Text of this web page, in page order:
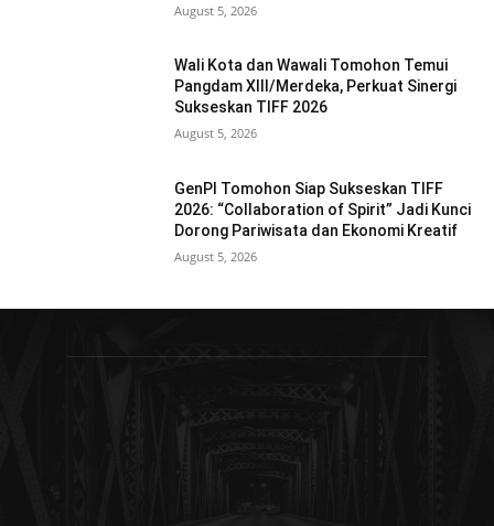
August 5, 2026
Wali Kota dan Wawali Tomohon Temui
Pangdam XIII/Merdeka, Perkuat Sinergi
Sukseskan TIFF 2026
August 5, 2026
GenPI Tomohon Siap Sukseskan TIFF
2026: “Collaboration of Spirit” Jadi Kunci
Dorong Pariwisata dan Ekonomi Kreatif
August 5, 2026